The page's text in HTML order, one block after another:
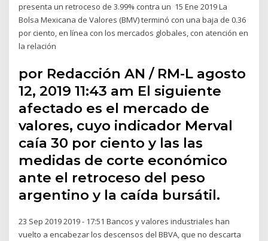
presenta un retroceso de 3.99% contra un 15 Ene 2019 La
Bolsa Mexicana de Valores (BMV) terminó con una baja de 0.36
por ciento, en línea con los mercados globales, con atención en
la relación
por Redacción AN / RM-L agosto
12, 2019 11:43 am El siguiente
afectado es el mercado de
valores, cuyo indicador Merval
caía 30 por ciento y las las
medidas de corte económico
ante el retroceso del peso
argentino y la caída bursátil.
23 Sep 2019 2019 - 17:51 Bancos y valores industriales han
vuelto a encabezar los descensos del BBVA, que no descarta